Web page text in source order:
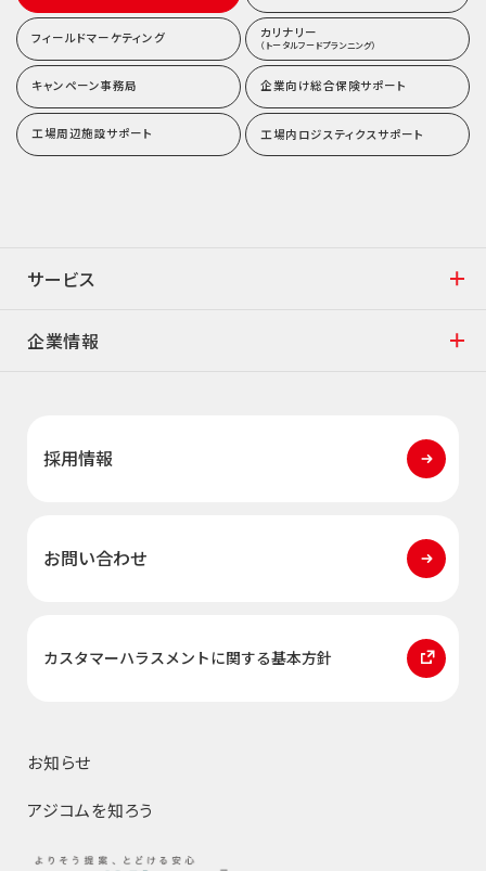
フィールドマーケティング カリナリー
（トータルフードプランニング）
キャンペーン事務局 企業向け総合保険サポート
工場周辺施設サポート 工場内ロジスティクスサポート
サービス
企業情報
採用情報
お問い合わせ
カスタマーハラスメントに関する基本方針
お知らせ
アジコムを知ろう